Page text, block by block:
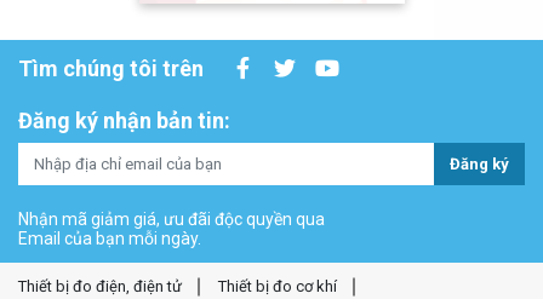
Tìm chúng tôi trên
Đăng ký nhận bản tin:
Đăng ký
Nhận mã giảm giá, ưu đãi độc quyền qua
Email của bạn mỗi ngày.
Thiết bị đo điện, điện tử
Thiết bị đo cơ khí